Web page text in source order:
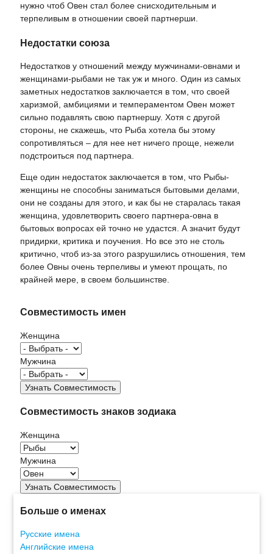
нужно чтоб Овен стал более снисходительным и
терпеливым в отношении своей партнерши.
Недостатки союза
Недостатков у отношений между мужчинами-овнами и
женщинами-рыбами не так уж и много. Один из самых
заметных недостатков заключается в том, что своей
харизмой, амбициями и темпераментом Овен может
сильно подавлять свою партнершу. Хотя с другой
стороны, не скажешь, что Рыба хотела бы этому
сопротивляться – для нее нет ничего проще, нежели
подстроиться под партнера.
Еще один недостаток заключается в том, что Рыбы-
женщины не способны заниматься бытовыми делами,
они не созданы для этого, и как бы не старалась такая
женщина, удовлетворить своего партнера-овна в
бытовых вопросах ей точно не удастся. А значит будут
придирки, критика и поучения. Но все это не столь
критично, чтоб из-за этого разрушились отношения, тем
более Овны очень терпеливы и умеют прощать, по
крайней мере, в своем большинстве.
Совместимость имен
Женщина
Мужчина
Совместимость знаков зодиака
Женщина
Мужчина
Больше о именах
Русские имена
Английские имена